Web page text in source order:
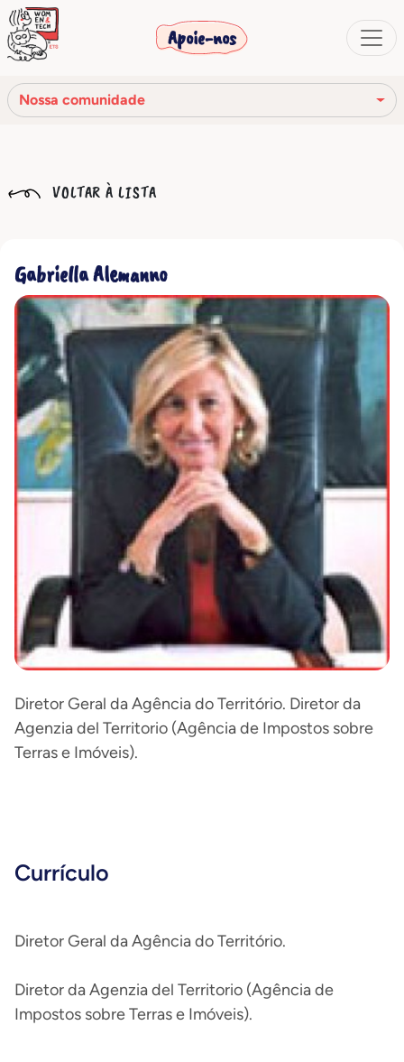
Apoie-nos
Nossa comunidade
Código de Ética
Nossa rede
Nossa comunidade
VOLTAR À LISTA
Gabriella Alemanno
Diretor Geral da Agência do Território. Diretor da
Agenzia del Territorio (Agência de Impostos sobre
Terras e Imóveis).
Currículo
Diretor Geral da Agência do Território.
Diretor da Agenzia del Territorio (Agência de
Impostos sobre Terras e Imóveis).